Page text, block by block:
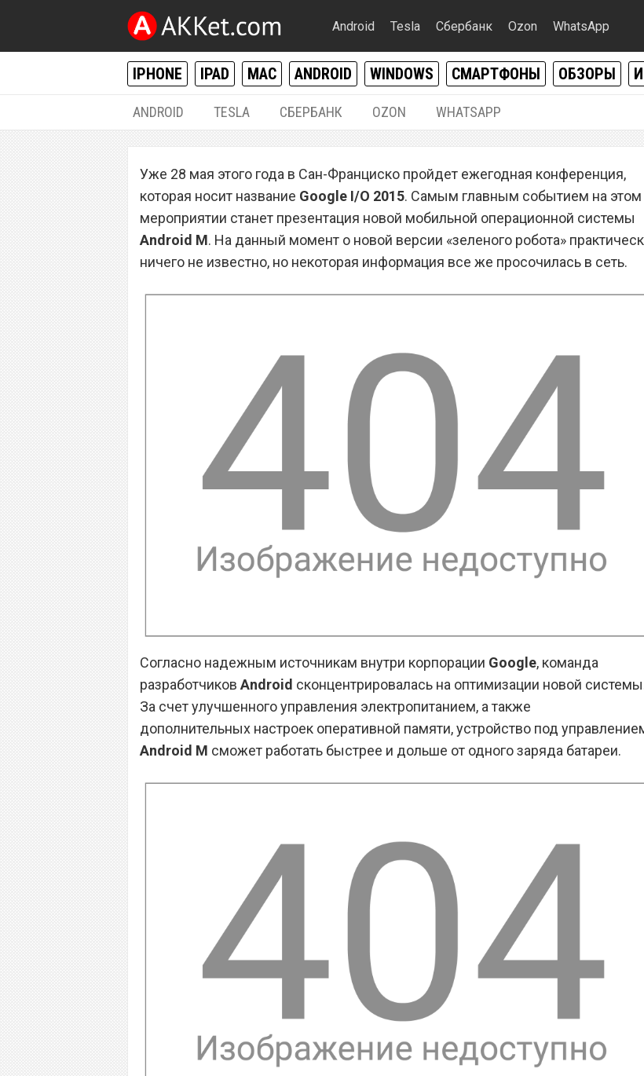
Android Tesla Сбербанк Ozon WhatsApp
IPHONE IPAD MAC ANDROID WINDOWS СМАРТФОНЫ ОБЗОРЫ
ANDROID TESLA СБЕРБАНК OZON WHATSAPP
Android M получит улучшенную систему
энергосбережения
Уже 28 мая этого года в Сан-Франциско пройдет ежегодная конференция,
которая носит название Google I/O 2015. Самым главным событием на этом
мероприятии станет презентация новой мобильной операционной системы
Android M. На данный момент о новой версии «зеленого робота»
ничего не известно, но некоторая информация все же просочилась в сеть.
Согласно надежным источникам внутри корпорации Google, команда
разработчиков Android сконцентрировалась на оптимизации новой
За счет улучшенного управления электропитанием, а также
дополнительных настроек оперативной памяти, устройство под
Android M сможет работать быстрее и дольше от одного заряда батареи.